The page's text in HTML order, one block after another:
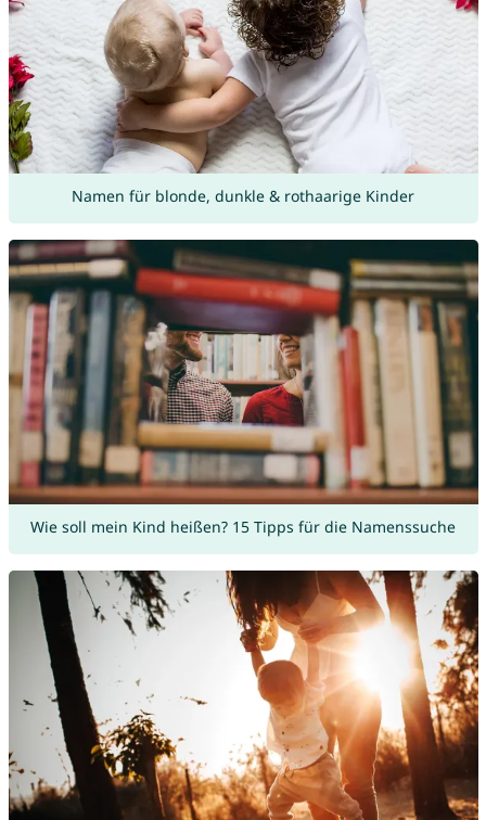
Namen für blonde, dunkle & rothaarige Kinder
Wie soll mein Kind heißen? 15 Tipps für die Namenssuche